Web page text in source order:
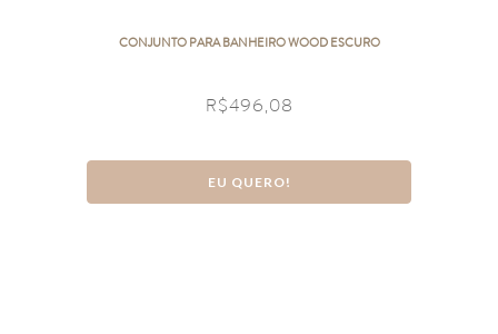
CONJUNTO PARA BANHEIRO WOOD ESCURO
R$496,08
EU QUERO!